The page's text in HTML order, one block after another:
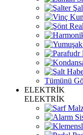
Tümünü
ELEKTRİK
ELEKTRİK